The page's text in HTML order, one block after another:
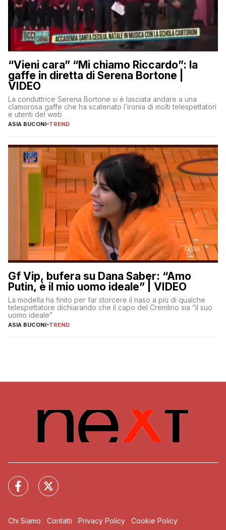
“Vieni cara” “Mi chiamo Riccardo”: la
gaffe in diretta di Serena Bortone |
VIDEO
La conduttrice Serena Bortone si è lasciata andare a una
clamorosa gaffe che ha scatenato l’ironia di molti telespettatori
e utenti del web
ASIA BUCONI-TREND
Gf Vip, bufera su Dana Saber: “Amo
Putin, è il mio uomo ideale” | VIDEO
La modella ha finito per far storcere il naso a più di qualche
telespettatore dichiarando che il capo del Cremlino sia “il suo
uomo ideale”
ASIA BUCONI-TREND
Chi Siamo Contatti Privacy Policy
Cookie Policy